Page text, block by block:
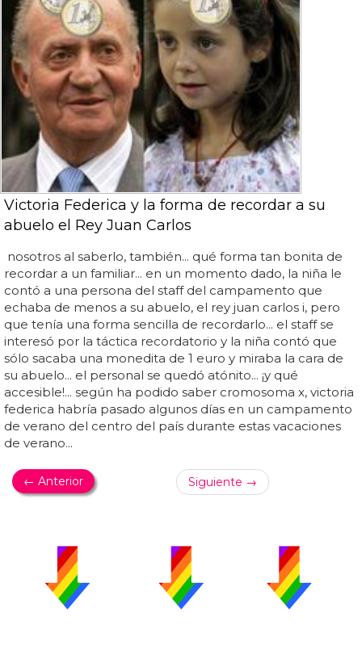
Victoria Federica y la forma de recordar a su
abuelo el Rey Juan Carlos
nosotros al saberlo, también... qué forma tan bonita de
recordar a un familiar... en un momento dado, la niña le
contó a una persona del staff del campamento que
echaba de menos a su abuelo, el rey juan carlos i, pero
que tenía una forma sencilla de recordarlo... el staff se
interesó por la táctica recordatorio y la niña contó que
sólo sacaba una monedita de 1 euro y miraba la cara de
su abuelo... el personal se quedó atónito... ¡y qué
accesible!... según ha podido saber cromosoma x, victoria
federica habría pasado algunos días en un campamento
de verano del centro del país durante estas vacaciones
de verano...
← Anterior Siguiente →